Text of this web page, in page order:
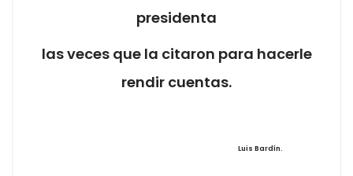
presidenta
las veces que la citaron para hacerle
rendir cuentas.
Luis Bardín.